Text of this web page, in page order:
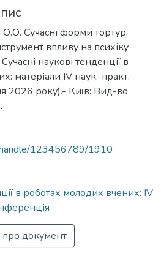
Сучасні форми тортур:
впливу на психіку
наукові тенденції в
матеріали IV наук.-практ.
2026 року).- Київ: Вид-во
123456789/1910
в роботах молодих вчених: IV
документ